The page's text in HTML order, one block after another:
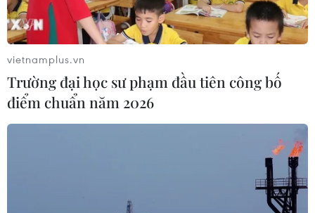
vietnamplus.vn
Trường đại học sư phạm đầu tiên công bố
điểm chuẩn năm 2026